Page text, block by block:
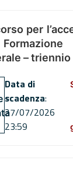
per
–
Data di
scadenza:
27/07/2026
23:59